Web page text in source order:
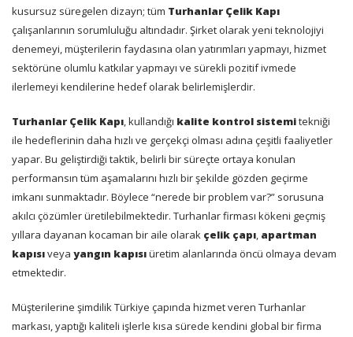
kusursuz süregelen dizayn; tüm Turhanlar Çelik Kapı
çalışanlarının sorumluluğu altındadır. Şirket olarak yeni teknolojiyi
denemeyi, müşterilerin faydasına olan yatırımları yapmayı, hizmet
sektörüne olumlu katkılar yapmayı ve sürekli pozitif ivmede
ilerlemeyi kendilerine hedef olarak belirlemişlerdir.
Turhanlar Çelik Kapı, kullandığı kalite kontrol sistemitekniği
ile hedeflerinin daha hızlı ve gerçekçi olması adına çeşitli faaliyetler
yapar. Bu geliştirdiği taktik, belirli bir süreçte ortaya konulan
performansın tüm aşamalarını hızlı bir şekilde gözden geçirme
imkanı sunmaktadır. Böylece “nerede bir problem var?” sorusuna
akılcı çözümler üretilebilmektedir. Turhanlar firması kökeni geçmiş
yıllara dayanan kocaman bir aile olarak çelik çapı, apartman
kapısıveya yangın kapısıüretim alanlarında öncü olmaya devam
etmektedir.
Müşterilerine şimdilik Türkiye çapında hizmet veren Turhanlar
markası, yaptığı kaliteli işlerle kısa sürede kendini global bir firma